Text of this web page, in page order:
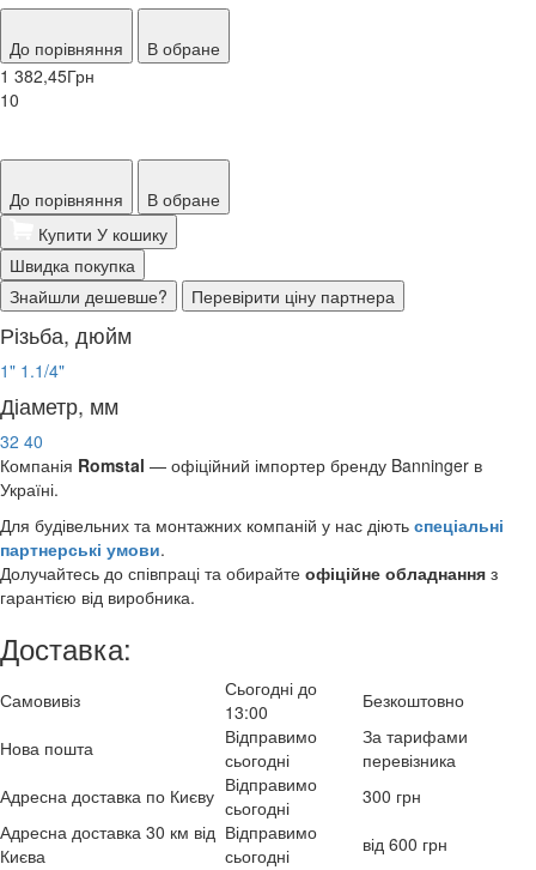
До порівняння
В обране
1 382,45Грн
10
До порівняння
В обране
Купити У кошику
Швидка покупка
Знайшли дешевше?
Перевірити ціну партнера
Різьба, дюйм
1" 1.1/4"
Діаметр, мм
32 40
Компанія Romstal — офіційний імпортер бренду Banninger в
Україні.
Для будівельних та монтажних компаній у нас діють спеціальні
партнерські умови.
Долучайтесь до співпраці та обирайте офіційне обладнання з
гарантією від виробника.
Доставка:
Самовивіз
Сьогодні до
13:00
Безкоштовно
Нова пошта
Відправимо
сьогодні
За тарифами
перевізника
Адресна доставка по Києву Відправимо
сьогодні
300 грн
Адресна доставка 30 км від
Києва
Відправимо
сьогодні
від 600 грн